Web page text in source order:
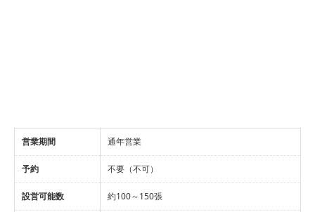
営業期間 通年営業
予約 不要（不可）
設営可能数 約100～150張